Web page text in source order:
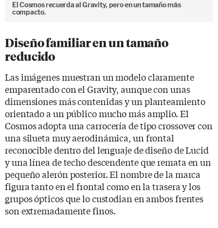
El Cosmos recuerda al Gravity, pero en un tamaño más
compacto.
Diseño familiar en un tamaño
reducido
Las imágenes muestran un modelo claramente
emparentado con el Gravity, aunque con unas
dimensiones más contenidas y un planteamiento
orientado a un público mucho más amplio. El
Cosmos adopta una carrocería de tipo crossover con
una silueta muy aerodinámica, un frontal
reconocible dentro del lenguaje de diseño de Lucid
y una línea de techo descendente que remata en un
pequeño alerón posterior. El nombre de la marca
figura tanto en el frontal como en la trasera y los
grupos ópticos que lo custodian en ambos frentes
son extremadamente finos.